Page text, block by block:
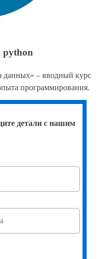
python
данных» – вводный курс
программирования.
детали с нашим